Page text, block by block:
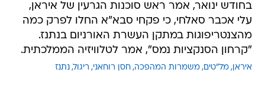
בחודש ינואר, אמר ראש סוכנות הגרעין של איראן,
עלי אכבר סאלחי, כי פקחי סבא"א החלו לפרק כמה
מהצנטריפוגות במתקן העשרת האורניום בנתנז.
"קרחון הסנקציות נמס", אמר לטלוויזיה הממלכתית.
איראן מל"טים משמרות המהפכה חסן רוחאני ריגול נתנז